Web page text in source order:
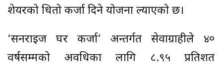
शेयरको धितो कर्जा दिने योजना ल्याएको छ।
‘सनराइज घर कर्जा’ अन्तर्गत सेवाग्राहीले ४०
वर्षसम्मको अवधिका लागि ८.९५ प्रतिशत